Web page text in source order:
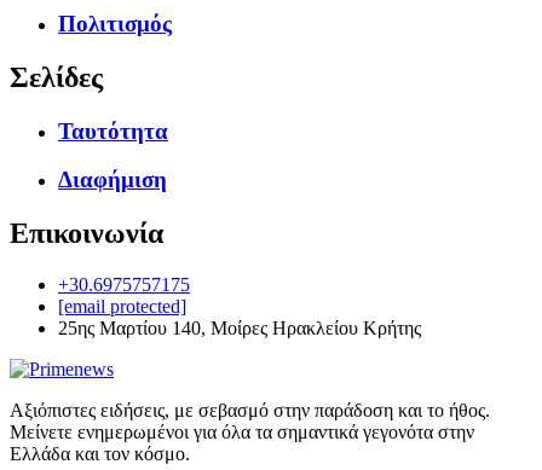
Πολιτισμός
Σελίδες
Ταυτότητα
Διαφήμιση
Επικοινωνία
+30.6975757175
[email protected]
25ης Μαρτίου 140, Μοίρες Ηρακλείου Κρήτης
Αξιόπιστες ειδήσεις, με σεβασμό στην παράδοση και το ήθος.
Μείνετε ενημερωμένοι για όλα τα σημαντικά γεγονότα στην
Ελλάδα και τον κόσμο.